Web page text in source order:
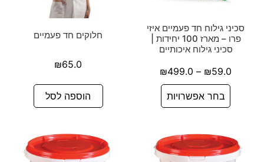
סכיני גילוח חד פעמיים איזי
פרו – מארז 100 יחידות |
סכיני גילוח איכותיים
₪59.0
–
₪499.0
בחר אפשרויות
חלוקים חד פעמיים
₪65.0
הוספה לסל